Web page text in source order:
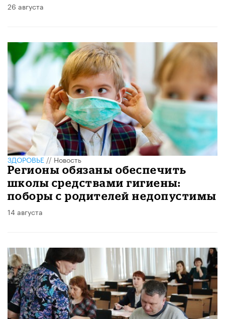
26 августа
ЗДОРОВЬЕ//Новость
Регионы обязаны обеспечить
школы средствами гигиены:
поборы с родителей недопустимы
14 августа